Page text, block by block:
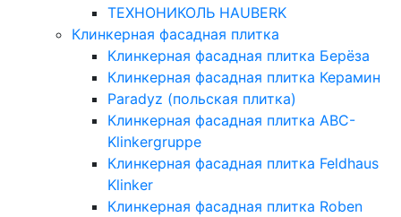
ТЕХНОНИКОЛЬ HAUBERK
Клинкерная фасадная плитка
Клинкерная фасадная плитка Берёза
Клинкерная фасадная плитка Керамин
Paradyz (польская плитка)
Клинкерная фасадная плитка ABC-
Klinkergruppe
Клинкерная фасадная плитка Feldhaus
Klinker
Клинкерная фасадная плитка Roben